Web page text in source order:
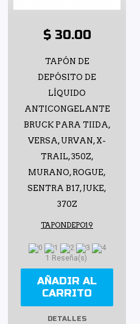
$ 30.00
TAPÓN DE
DEPÓSITO DE
LÍQUIDO
ANTICONGELANTE
BRUCK PARA TIIDA,
VERSA, URVAN, X-
TRAIL, 350Z,
MURANO, ROGUE,
SENTRA B17, JUKE,
370Z
TAPONDEPO19
1 Reseña(s)
AÑADIR AL
CARRITO
DETALLES